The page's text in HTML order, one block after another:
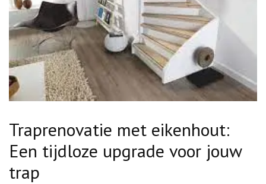
Traprenovatie met eikenhout:
Een tijdloze upgrade voor jouw
trap